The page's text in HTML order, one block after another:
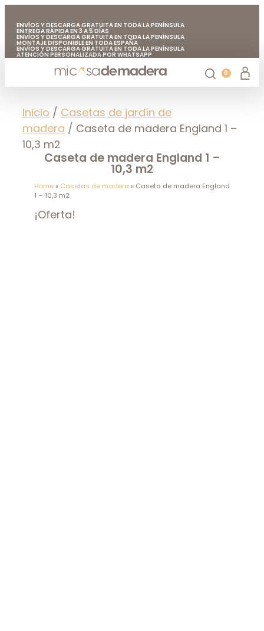
ENVÍOS Y DESCARGA GRATUITA EN TODA LA PENÍNSULA
ENTREGA RÁPIDA EN 3 A 5 DÍAS
ENVÍOS Y DESCARGA GRATUITA EN TODA LA PENÍNSULA
MONTAJE DISPONIBLE EN TODA ESPAÑA
ENVÍOS Y DESCARGA GRATUITA EN TODA LA PENÍNSULA
ATENCIÓN PERSONALIZADA POR WHATSAPP
FABRICADO EN EUROPA CON MADERA DE CALIDAD
ENVÍOS Y DESCARGA GRATUITA EN TODA LA PENÍNSULA
0
Inicio / Casetas de jardín de
madera / Caseta de madera England 1 –
10,3 m2
Caseta de madera England 1 –
10,3 m2
Home» Casetas de madera » Caseta de madera England
1 – 10,3 m2
¡Oferta!